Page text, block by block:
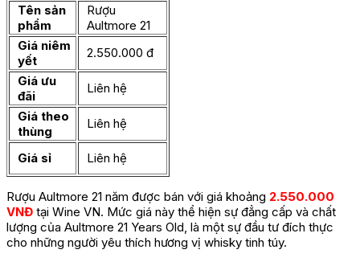
Tên sản
phẩm
Rượu
Aultmore 21
Giá niêm
yết
2.550.000 đ
Giá ưu
đãi
Liên hệ
Giá theo
thùng
Liên hệ
Giá sỉ Liên hệ
Rượu Aultmore 21 năm được bán với giá khoảng 2.550.000
VNĐ tại Wine VN. Mức giá này thể hiện sự đẳng cấp và chất
lượng của Aultmore 21 Years Old, là một sự đầu tư đích thực
cho những người yêu thích hương vị whisky tinh túy.